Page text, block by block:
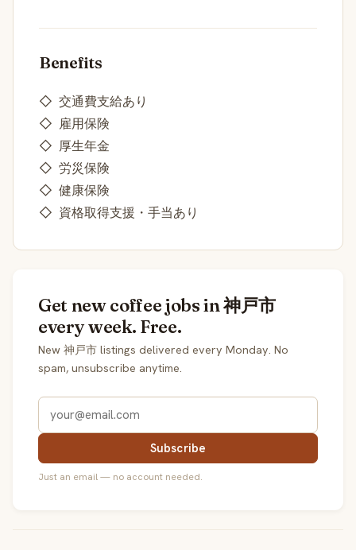
Benefits
◇ 交通費支給あり
◇ 雇用保険
◇ 厚生年金
◇ 労災保険
◇ 健康保険
◇ 資格取得支援・手当あり
Get new coffee jobs in 神戸市
every week. Free.
New 神戸市 listings delivered every Monday. No
spam, unsubscribe anytime.
Subscribe
Just an email — no account needed.